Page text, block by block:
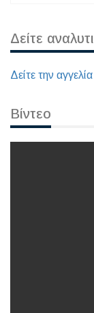
Δείτε
Δείτε την
Βίντεο